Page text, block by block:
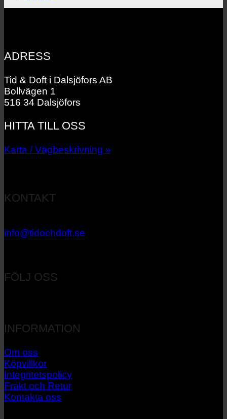
ADRESS
Tid & Doft i Dalsjöfors AB
Bollvägen 1
516 34 Dalsjöfors
HITTA TILL OSS
Karta / Vägbeskrivning »
KONTAKT
info@tidochdoft.se
FÖLJ OSS
INFORMATION
Om oss
Köpvillkor
Integritetspolicy
Frakt och Retur
Kontakta oss